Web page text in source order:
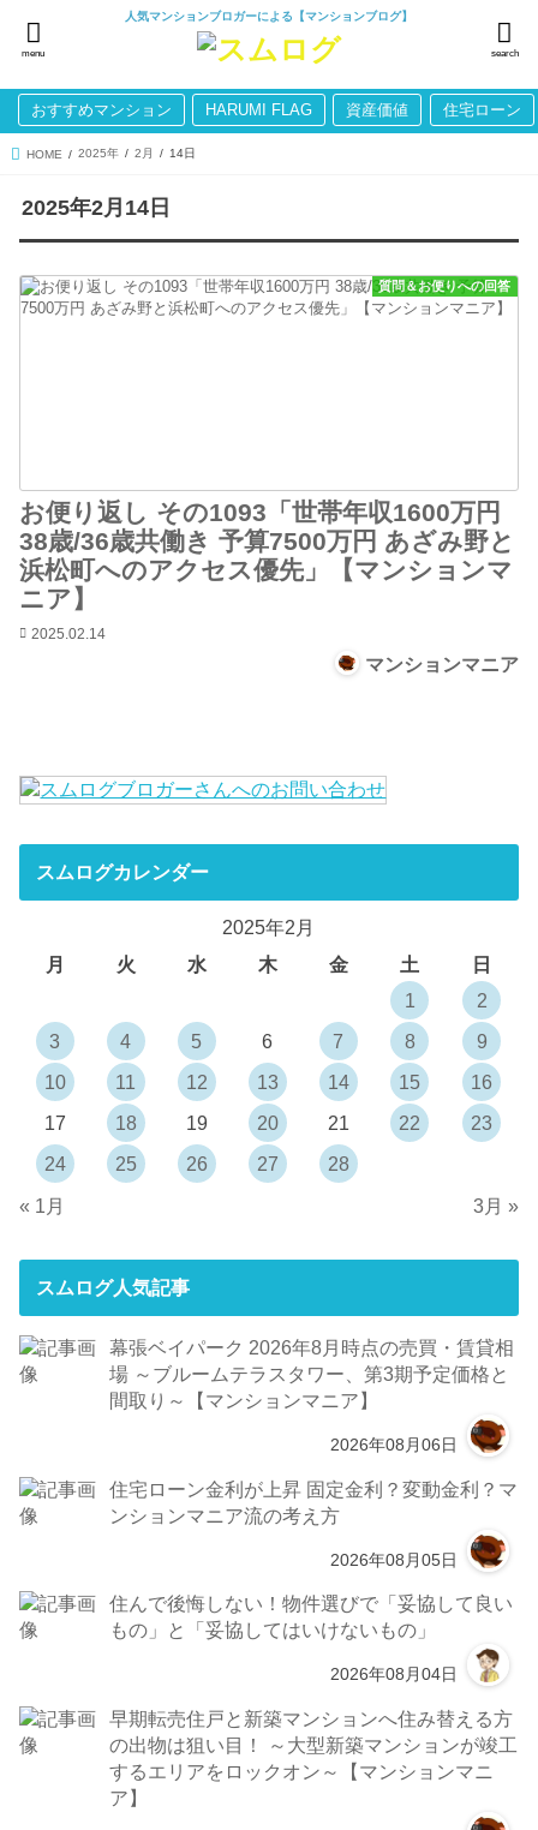
人気マンションブロガーによる【マンションブログ】
search
menu
おすすめマンション HARUMI FLAG 資産価値 住宅ローン
HOME 2025年 2月 14日
2025年2月14日
質問＆お便りへの回答
お便り返し その1093「世帯年収1600万円
38歳/36歳共働き 予算7500万円 あざみ野と
浜松町へのアクセス優先」【マンションマ
ニア】
2025.02.14
マンションマニア
スムログカレンダー
2025年2月
月
火 水 木 金 土
日
1
2
3
4 5 6 7 8
9
10
11 12 13 14 15
16
17
18 19 20 21 22
23
24
25 26 27
28
« 1月
3月 »
スムログ人気記事
幕張ベイパーク 2026年8月時点の売買・賃貸相
場 ～ブルームテラスタワー、第3期予定価格と
間取り～【マンションマニア】
2026年08月06日
住宅ローン金利が上昇 固定金利？変動金利？マ
ンションマニア流の考え方
2026年08月05日
住んで後悔しない！物件選びで「妥協して良い
もの」と「妥協してはいけないもの」
2026年08月04日
早期転売住戸と新築マンションへ住み替える方
の出物は狙い目！ ～大型新築マンションが竣工
するエリアをロックオン～【マンションマニ
ア】